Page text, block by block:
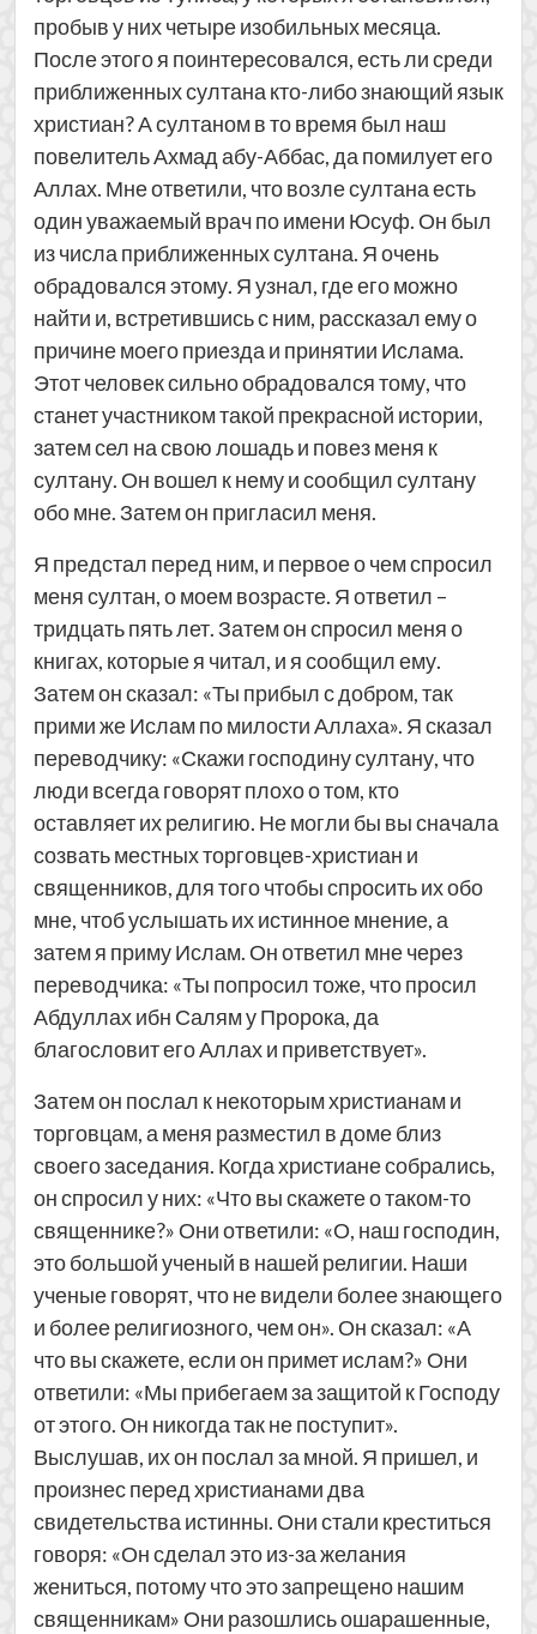
пробыв у них четыре изобильных месяца.
После этого я поинтересовался, есть ли среди
приближенных султана кто-либо знающий язык
христиан? А султаном в то время был наш
повелитель Ахмад абу-Аббас, да помилует его
Аллах. Мне ответили, что возле султана есть
один уважаемый врач по имени Юсуф. Он был
из числа приближенных султана. Я очень
обрадовался этому. Я узнал, где его можно
найти и, встретившись с ним, рассказал ему о
причине моего приезда и принятии Ислама.
Этот человек сильно обрадовался тому, что
станет участником такой прекрасной истории,
затем сел на свою лошадь и повез меня к
султану. Он вошел к нему и сообщил султану
обо мне. Затем он пригласил меня.
Я предстал перед ним, и первое о чем спросил
меня султан, о моем возрасте. Я ответил –
тридцать пять лет. Затем он спросил меня о
книгах, которые я читал, и я сообщил ему.
Затем он сказал: «Ты прибыл с добром, так
прими же Ислам по милости Аллаха». Я сказал
переводчику: «Скажи господину султану, что
люди всегда говорят плохо о том, кто
оставляет их религию. Не могли бы вы сначала
созвать местных торговцев-христиан и
священников, для того чтобы спросить их обо
мне, чтоб услышать их истинное мнение, а
затем я приму Ислам. Он ответил мне через
переводчика: «Ты попросил тоже, что просил
Абдуллах ибн Салям у Пророка, да
благословит его Аллах и приветствует».
Затем он послал к некоторым христианам и
торговцам, а меня разместил в доме близ
своего заседания. Когда христиане собрались,
он спросил у них: «Что вы скажете о таком-то
священнике?» Они ответили: «О, наш господин,
это большой ученый в нашей религии. Наши
ученые говорят, что не видели более знающего
и более религиозного, чем он». Он сказал: «А
что вы скажете, если он примет ислам?» Они
ответили: «Мы прибегаем за защитой к Господу
от этого. Он никогда так не поступит».
Выслушав, их он послал за мной. Я пришел, и
произнес перед христианами два
свидетельства истинны. Они стали креститься
говоря: «Он сделал это из-за желания
жениться, потому что это запрещено нашим
священникам» Они разошлись ошарашенные,